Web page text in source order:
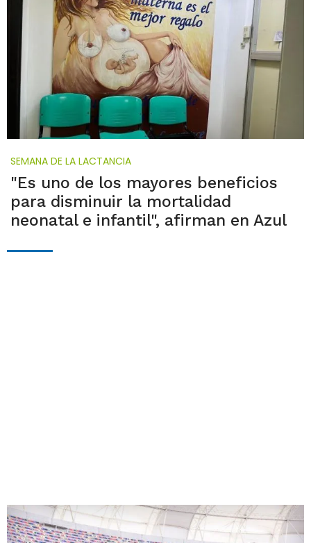
SEMANA DE LA LACTANCIA
"Es uno de los mayores beneficios
para disminuir la mortalidad
neonatal e infantil", afirman en Azul